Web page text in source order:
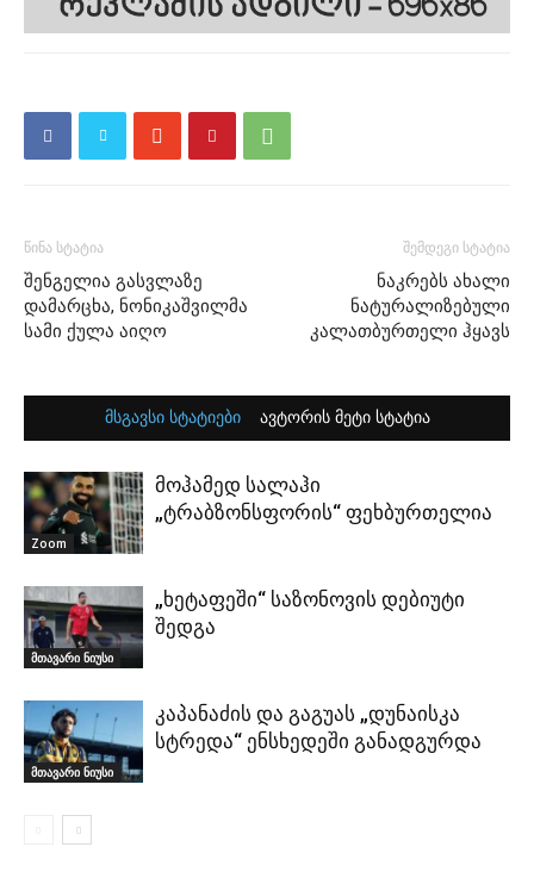
წინა სტატია
შენგელია გასვლაზე
დამარცხა, ნონიკაშვილმა
სამი ქულა აიღო
შემდეგი სტატია
ნაკრებს ახალი
ნატურალიზებული
კალათბურთელი ჰყავს
მსგავსი სტატიები ავტორის მეტი სტატია
Zoom
მოჰამედ სალაჰი
„ტრაბზონსფორის“ ფეხბურთელია
მთავარი ნიუსი
„ხეტაფეში“ საზონოვის დებიუტი
შედგა
მთავარი ნიუსი
კაპანაძის და გაგუას „დუნაისკა
სტრედა“ ენსხედეში განადგურდა